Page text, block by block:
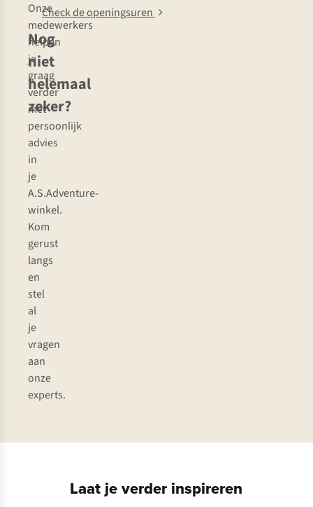
Nog
niet
helemaal
zeker?
Onze
medewerkers
helpen
je
graag
verder
met
persoonlijk
advies
in
je
A.S.Adventure-
winkel.
Kom
gerust
langs
en
stel
al
je
vragen
aan
onze
experts.
Check de openingsuren
Laat je verder inspireren